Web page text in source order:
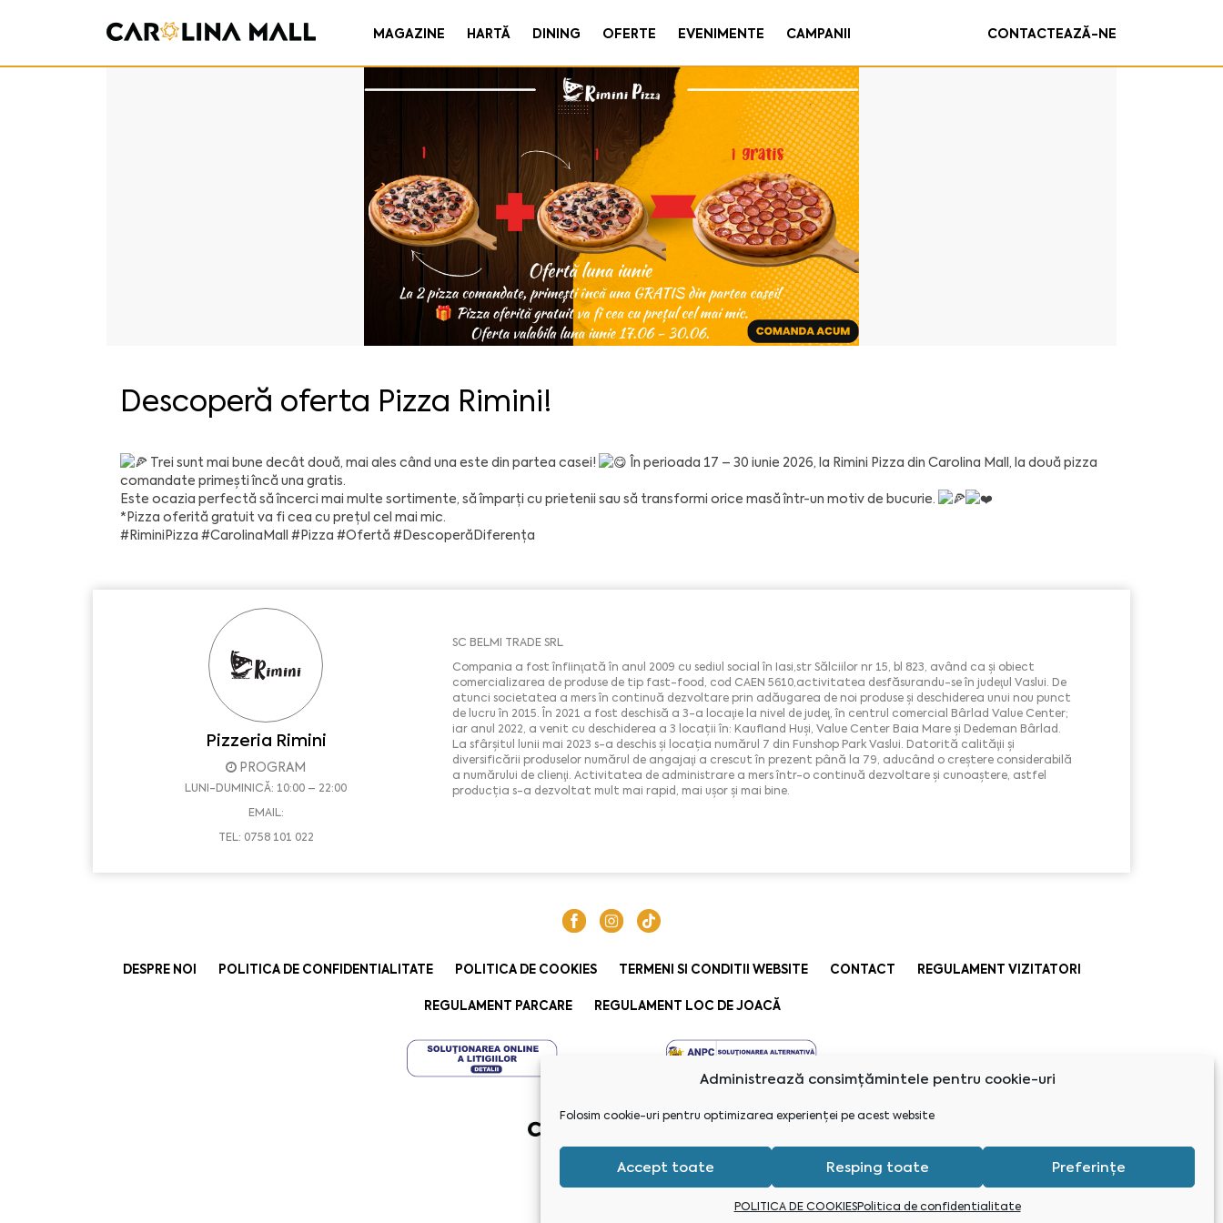
Administrează consimțămintele pentru cookie-uri
Folosim cookie-uri pentru optimizarea experienței pe acest website
Accept toate Resping toate Preferințe
POLITICA DE COOKIESPolitica de confidentialitate
MAGAZINE HARTĂ DINING OFERTE EVENIMENTE CAMPANII CONTACTEAZĂ-NE
Descoperă oferta Pizza Rimini!
Trei sunt mai bune decât două, mai ales când una este din partea casei!
În perioada 17 – 30 iunie 2026, la Rimini Pizza din Carolina Mall, la două pizza
comandate primești încă una gratis.
Este ocazia perfectă să încerci mai multe sortimente, să împarți cu prietenii sau să transformi orice masă într-un motiv de bucurie.
*Pizza oferită gratuit va fi cea cu prețul cel mai mic.
#RiminiPizza #CarolinaMall #Pizza #Ofertă #DescoperăDiferența
Pizzeria Rimini
PROGRAM
LUNI-DUMINICĂ: 10:00 – 22:00
EMAIL:
TEL: 0758 101 022
SC BELMI TRADE SRL
Compania a fost înfiinţată în anul 2009 cu sediul social în Iasi,str Sălciilor nr 15, bl 823, având ca şi obiect
comercializarea de produse de tip fast-food, cod CAEN 5610,activitatea desfăsurandu-se în judeţul Vaslui. De
atunci societatea a mers în continuă dezvoltare prin adăugarea de noi produse și deschiderea unui nou punct
de lucru în 2015. În 2021 a fost deschisă a 3-a locaţie la nivel de judeţ, în centrul comercial Bârlad Value Center;
iar anul 2022, a venit cu deschiderea a 3 locații în: Kaufland Huşi, Value Center Baia Mare și Dedeman Bârlad.
La sfârşitul lunii mai 2023 s-a deschis şi locația numărul 7 din Funshop Park Vaslui. Datorită calităţii şi
diversificării produselor numărul de angajaţi a crescut în prezent până la 79, aducând o creştere considerabilă
a numărului de clienţi. Activitatea de administrare a mers într-o continuă dezvoltare şi cunoaștere, astfel
producția s-a dezvoltat mult mai rapid, mai ușor și mai bine.
DESPRE NOI POLITICA DE CONFIDENTIALITATE POLITICA DE COOKIES TERMENI SI CONDITII WEBSITE CONTACT REGULAMENT VIZITATORI
REGULAMENT PARCARE REGULAMENT LOC DE JOACĂ